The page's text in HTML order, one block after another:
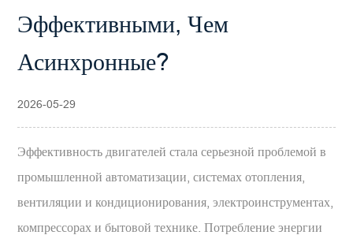
Эффективными, Чем
Асинхронные?
2026-05-29
Эффективность двигателей стала серьезной проблемой в
промышленной автоматизации, системах отопления,
вентиляции и кондиционирования, электроинструментах,
компрессорах и бытовой технике. Потребление энергии